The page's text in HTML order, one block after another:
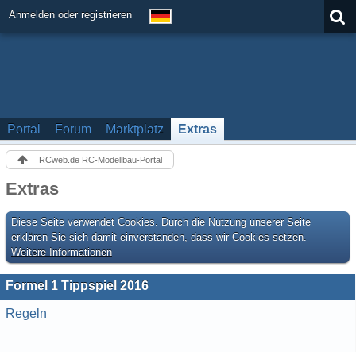
Anmelden oder registrieren
Portal Forum Marktplatz Extras
RCweb.de RC-Modellbau-Portal
Extras
Diese Seite verwendet Cookies. Durch die Nutzung unserer Seite
erklären Sie sich damit einverstanden, dass wir Cookies setzen.
Weitere Informationen
Formel 1 Tippspiel 2016
Regeln